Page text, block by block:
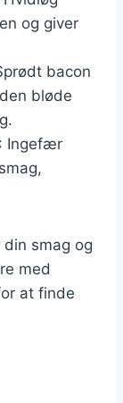
og giver
bacon
bløde
: Ingefær
smag og
med
at finde